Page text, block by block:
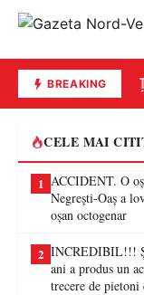
BREAKING
CELE MAI
1 ACCIDENT. O
Negrești-Oaș a
oșan octogenar
2 INCREDIBIL!!!
ani a produs un
trecere de